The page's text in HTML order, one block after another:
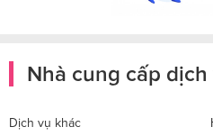
Nhà cung cấp
Dịch vụ khác